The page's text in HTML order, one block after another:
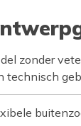
zonder
technisch